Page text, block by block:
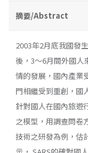
摘要/Abstract
2003年2月底我國發
後，3～6月間外國人
情的發展，國內產業
門相繼受到重創，國
針對國人在國內旅遊
之模型，用調查問卷
技術之研發為例，估